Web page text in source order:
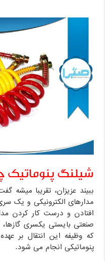
شیلنگ
ببیند عزیزان، تقریبا
مدارهای الکترونیکی و یک
افتادن و درست کار کردن
صنعتی بایستی یکسری
که وظیفه این انتقال بر
پنوماتیکی انجام می شود.